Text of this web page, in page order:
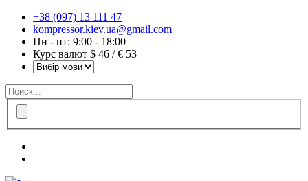
+38 (097) 13 111 47
kompressor.kiev.ua@gmail.com
Пн - пт: 9:00 - 18:00
Курс валют $ 46 / € 53